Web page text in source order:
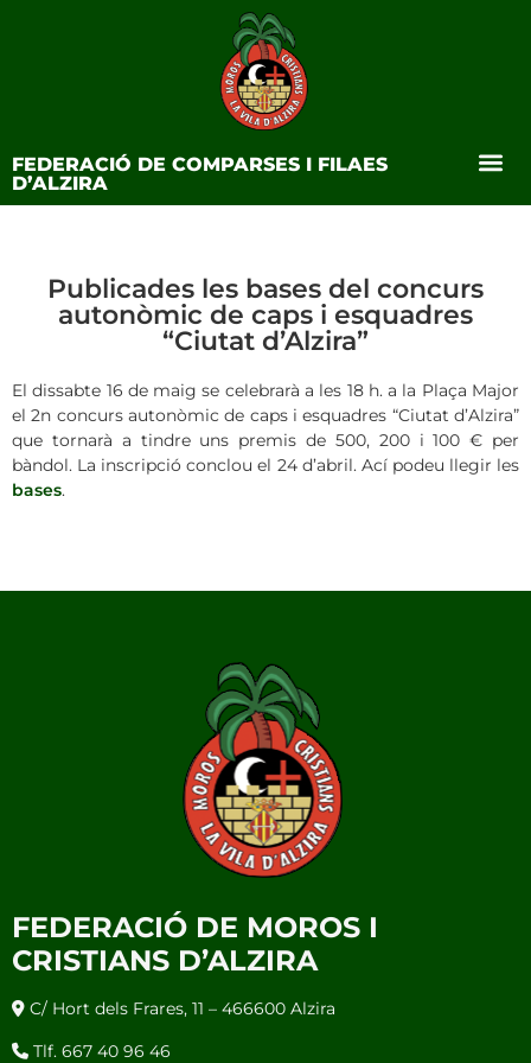
FEDERACIÓ DE COMPARSES I FILAES
D’ALZIRA
Publicades les bases del concurs
autonòmic de caps i esquadres
“Ciutat d’Alzira”
El dissabte 16 de maig se celebrarà a les 18 h. a la Plaça Major
el 2n concurs autonòmic de caps i esquadres “Ciutat d’Alzira”
que tornarà a tindre uns premis de 500, 200 i 100 € per
bàndol. La inscripció conclou el 24 d’abril. Ací podeu llegir les
bases.
FEDERACIÓ DE MOROS I
CRISTIANS D’ALZIRA
C/ Hort dels Frares, 11 – 466600 Alzira
Tlf. 667 40 96 46